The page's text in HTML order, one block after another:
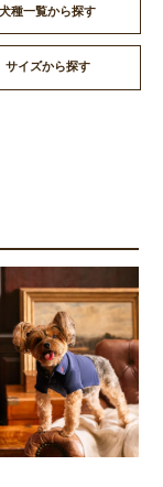
進む
犬種一覧から探す
サイズから探す